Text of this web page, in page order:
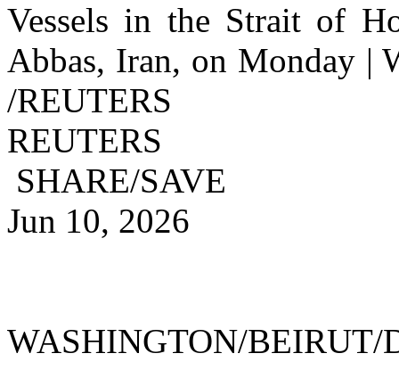
Vessels in the Strait of
Abbas, Iran, on Monday |
/REUTERS
REUTERS
SHARE/SAVE
Jun 10, 2026
WASHINGTON/BEIRUT/